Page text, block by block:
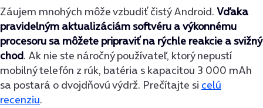
Záujem mnohých môže vzbudiť čistý Android. Vďaka
pravidelným aktualizáciám softvéru a výkonnému
procesoru sa môžete pripraviť na rýchle reakcie a svižný
chod. Ak nie ste náročný používateľ, ktorý nepustí
mobilný telefón z rúk, batéria s kapacitou 3 000 mAh
sa postará o dvojdňovú výdrž. Prečítajte si celú
recenziu.